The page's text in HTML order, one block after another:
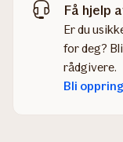
Få hjelp
Er du
for deg?
rådgivere.
Bli